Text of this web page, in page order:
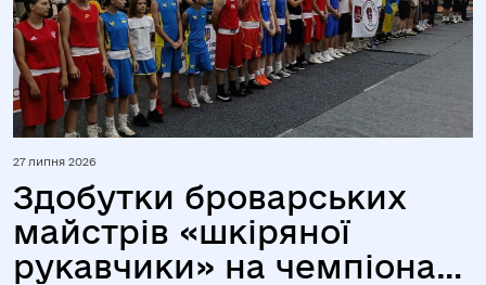
27 липня 2026
Здобутки броварських
майстрів «шкіряної
рукавчики» на чемпіонаті